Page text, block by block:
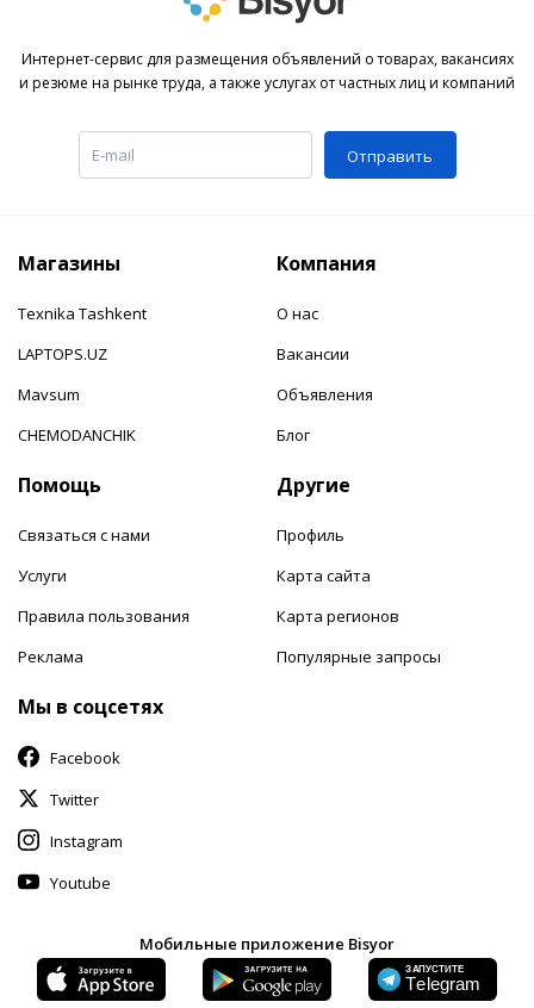
Интернет-сервис для размещения объявлений о товарах, вакансиях
и резюме на рынке труда, а также услугах от частных лиц и компаний
Отправить
Магазины
Texnika Tashkent
LAPTOPS.UZ
Mavsum
CHEMODANCHIK
Компания
О нас
Вакансии
Объявления
Блог
Помощь
Связаться с нами
Услуги
Правила пользования
Реклама
Другие
Профиль
Карта сайта
Карта регионов
Популярные запросы
Мы в соцсетях
Facebook
Twitter
Instagram
Youtube
Мобильные приложение Bisyor